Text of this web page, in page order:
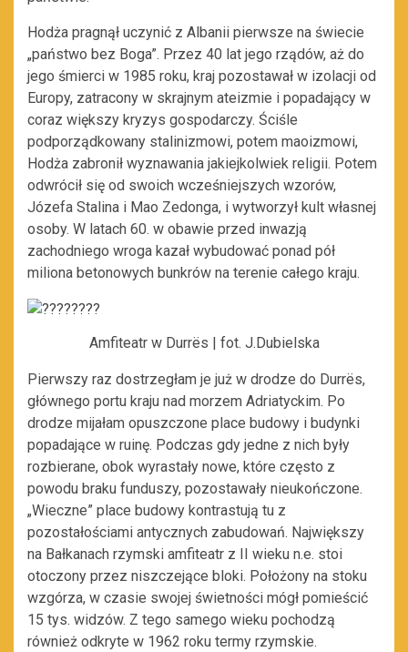
Hodża pragnął uczynić z Albanii pierwsze na świecie
„państwo bez Boga”. Przez 40 lat jego rządów, aż do
jego śmierci w 1985 roku, kraj pozostawał w izolacji od
Europy, zatracony w skrajnym ateizmie i popadający w
coraz większy kryzys gospodarczy. Ściśle
podporządkowany stalinizmowi, potem maoizmowi,
Hodża zabronił wyznawania jakiejkolwiek religii. Potem
odwrócił się od swoich wcześniejszych wzorów,
Józefa Stalina i Mao Zedonga, i wytworzył kult własnej
osoby. W latach 60. w obawie przed inwazją
zachodniego wroga kazał wybudować ponad pół
miliona betonowych bunkrów na terenie całego kraju.
Amfiteatr w Durrës | fot. J.Dubielska
Pierwszy raz dostrzegłam je już w drodze do Durrës,
głównego portu kraju nad morzem Adriatyckim. Po
drodze mijałam opuszczone place budowy i budynki
popadające w ruinę. Podczas gdy jedne z nich były
rozbierane, obok wyrastały nowe, które często z
powodu braku funduszy, pozostawały nieukończone.
„Wieczne” place budowy kontrastują tu z
pozostałościami antycznych zabudowań. Największy
na Bałkanach rzymski amfiteatr z II wieku n.e. stoi
otoczony przez niszczejące bloki. Położony na stoku
wzgórza, w czasie swojej świetności mógł pomieścić
15 tys. widzów. Z tego samego wieku pochodzą
również odkryte w 1962 roku termy rzymskie.